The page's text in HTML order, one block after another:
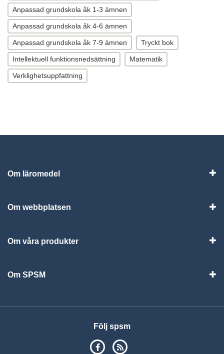
Anpassad grundskola åk 1-3 ämnen
Anpassad grundskola åk 4-6 ämnen
Anpassad grundskola åk 7-9 ämnen Tryckt bok
Intellektuell funktionsnedsättning Matematik
Verklighetsuppfattning
Om läromedel
Om webbplatsen
Om våra produkter
Om SPSM
Följ spsm
SPSM på Facebook